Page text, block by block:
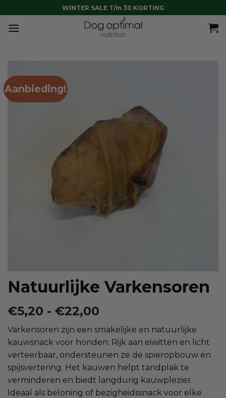
naar
inhoud
WINTER SALE T/m 30 KORTING
Aanbieding!
Natuurlijke Varkensoren
€5,20 - €22,00
€5,20
tot
€22,00
Varkensoren zijn een smakelijke en natuurlijke
kauwsnack voor honden. Rijk aan eiwitten en licht
verteerbaar, ondersteunen ze de spieropbouw en
spijsvertering. Het kauwen helpt tandplak te
verminderen en biedt langdurig kauwplezier.
Ideaal als beloning of bezigheidssnack voor elke